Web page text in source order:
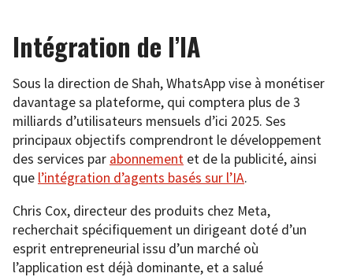
Intégration de l’IA
Sous la direction de Shah, WhatsApp vise à monétiser
davantage sa plateforme, qui comptera plus de 3
milliards d’utilisateurs mensuels d’ici 2025. Ses
principaux objectifs comprendront le développement
des services par abonnement et de la publicité, ainsi
que l’intégration d’agents basés sur l’IA.
Chris Cox, directeur des produits chez Meta,
recherchait spécifiquement un dirigeant doté d’un
esprit entrepreneurial issu d’un marché où
l’application est déjà dominante, et a salué